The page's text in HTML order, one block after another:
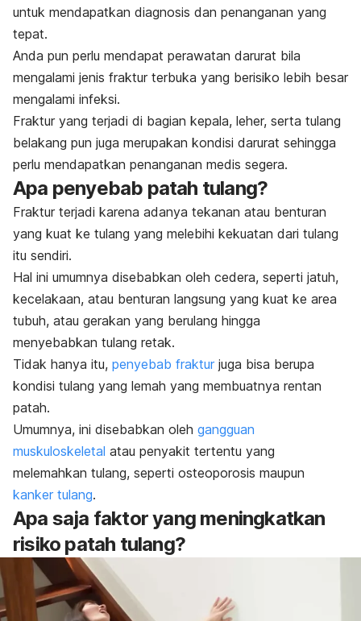
untuk mendapatkan diagnosis dan penanganan yang
tepat.
Anda pun perlu mendapat perawatan darurat bila
mengalami jenis fraktur terbuka yang berisiko lebih besar
mengalami infeksi.
Fraktur yang terjadi di bagian kepala, leher, serta tulang
belakang pun juga merupakan kondisi darurat sehingga
perlu mendapatkan penanganan medis segera.
Apa penyebab patah tulang?
Fraktur terjadi karena adanya tekanan atau benturan
yang kuat ke tulang yang melebihi kekuatan dari tulang
itu sendiri.
Hal ini umumnya disebabkan oleh cedera, seperti jatuh,
kecelakaan, atau benturan langsung yang kuat ke area
tubuh, atau gerakan yang berulang hingga
menyebabkan tulang retak.
Tidak hanya itu, penyebab fraktur juga bisa berupa
kondisi tulang yang lemah yang membuatnya rentan
patah.
Umumnya, ini disebabkan oleh gangguan
muskuloskeletal atau penyakit tertentu yang
melemahkan tulang, seperti osteoporosis maupun
kanker tulang.
Apa saja faktor yang meningkatkan
risiko patah tulang?